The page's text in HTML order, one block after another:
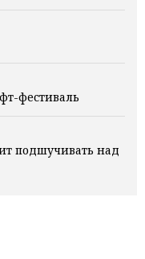
фестиваль
подшучивать над